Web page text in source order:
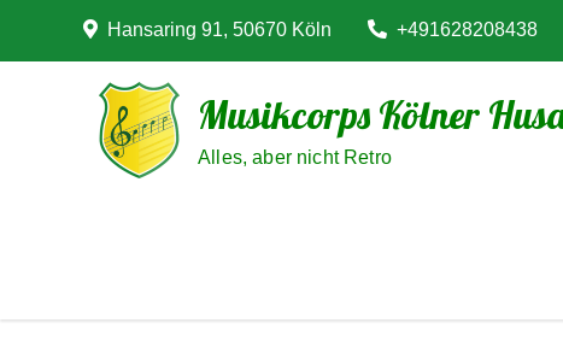
Hansaring 91, 50670 Köln +491628208438
Musikcorps Kölner
Alles, aber nicht Retro